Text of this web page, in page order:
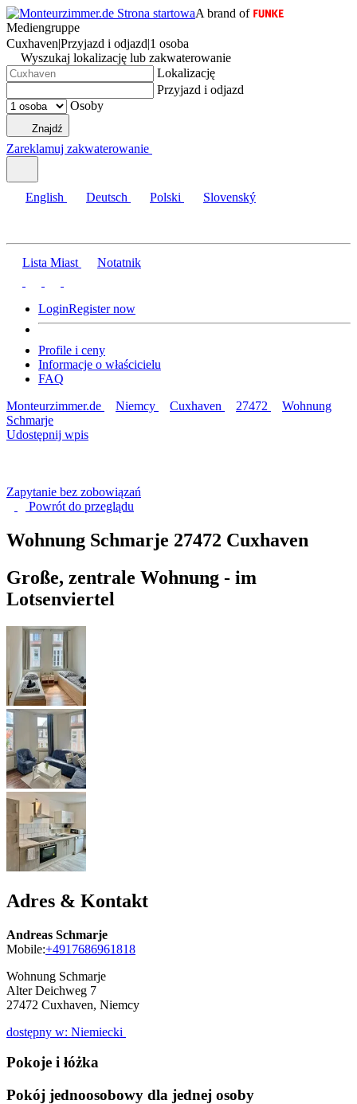
A brand of
Mediengruppe
Cuxhaven|Przyjazd i odjazd|1 osoba
Wyszukaj lokalizację lub zakwaterowanie
Lokalizację
Przyjazd i odjazd
Osoby
Znajdź
Zareklamuj zakwaterowanie
English Deutsch Polski Slovenský
Lista Miast Notatnik
LoginRegister now
Profile i ceny
Informacje o właścicielu
FAQ
Monteurzimmer.de
Niemcy Cuxhaven 27472
Wohnung
Schmarje
Udostępnij wpis
Zapytanie bez zobowiązań
Powrót do przeglądu
Wohnung Schmarje 27472 Cuxhaven
Große, zentrale Wohnung - im
Lotsenviertel
Adres & Kontakt
Andreas Schmarje
Mobile:+4917686961818
Wohnung Schmarje
Alter Deichweg 7
27472 Cuxhaven, Niemcy
dostępny w: Niemiecki
Pokoje i łóżka
Pokój jednoosobowy dla jednej osoby